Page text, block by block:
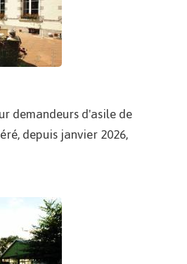
demandeurs d'asile de
depuis janvier 2026,